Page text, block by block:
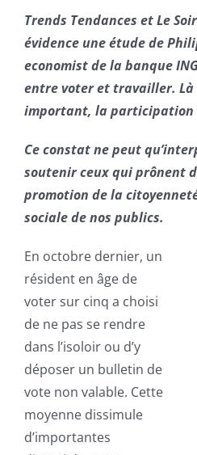
Trends Tendances et Le
évidence une étude de
economist de la banque
entre voter et travailler. Là
important, la
Ce constat ne peut
soutenir ceux qui prônent
promotion de la
sociale de nos publics.
En octobre dernier, un
résident en âge de
voter sur cinq a choisi
de ne pas se rendre
dans l’isoloir ou d’y
déposer un bulletin de
vote non valable. Cette
moyenne dissimule
d’importantes